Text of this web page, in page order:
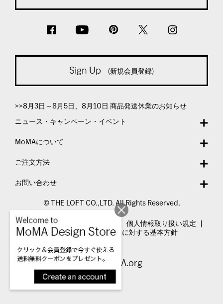
Sign Up (新規会員登録)
>>8月3日～8月5日、8月10日 商品発送休業のお知らせ
ニュース・キャンペーン・イベント
MoMAについて
ご注文方法
お問い合わせ
© THE LOFT CO.,LTD. All Rights Reserved.
特定商取引法表示
個人情報取り扱い規定
カスタマーハラスメントに対する基本方針
Visit MoMA.org